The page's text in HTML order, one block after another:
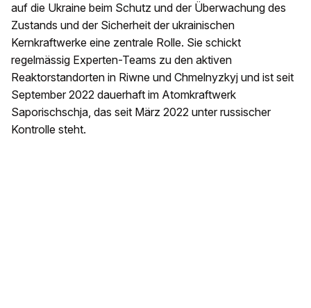
auf die Ukraine beim Schutz und der Überwachung des
Zustands und der Sicherheit der ukrainischen
Kernkraftwerke eine zentrale Rolle. Sie schickt
regelmässig Experten-Teams zu den aktiven
Reaktorstandorten in Riwne und Chmelnyzkyj und ist seit
September 2022 dauerhaft im Atomkraftwerk
Saporischschja, das seit März 2022 unter russischer
Kontrolle steht.